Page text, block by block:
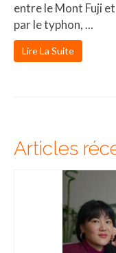
entre le Mont Fuji
par le typhon, ...
Lire La Suite
Articles